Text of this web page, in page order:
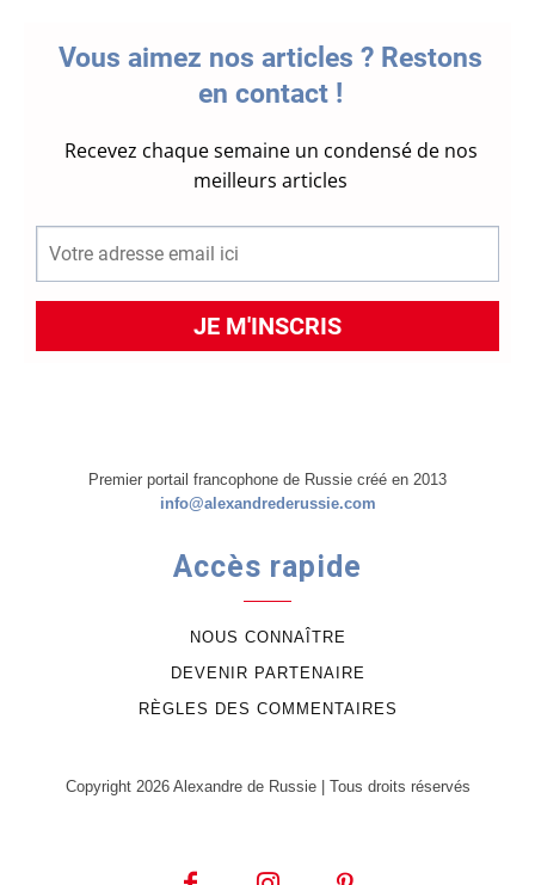
Premier portail francophone de Russie créé en 2013
info@alexandrederussie.com
Accès rapide
NOUS CONNAÎTRE
DEVENIR PARTENAIRE
RÈGLES DES COMMENTAIRES
Copyright 2026 Alexandre de Russie | Tous droits réservés